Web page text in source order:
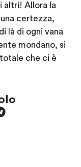
altri! Allora la
una certezza,
là di ogni vana
mondano, si
che ci è